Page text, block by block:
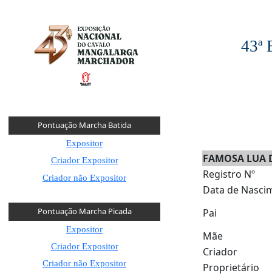
43ª
Pontuação Marcha Batida
Expositor
Criador Expositor
Criador não Expositor
Pontuação Marcha Picada
Expositor
Criador Expositor
Criador não Expositor
FAMOSA LUA
Registro Nº
Data de
Pai
Mãe
Criador
Proprietário